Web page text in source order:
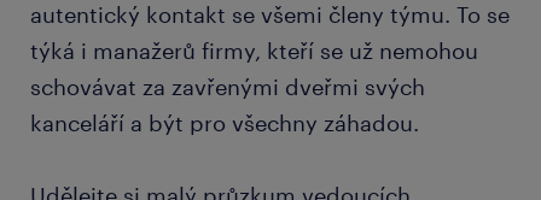
autentický kontakt se všemi členy týmu. To se
týká i manažerů firmy, kteří se už nemohou
schovávat za zavřenými dveřmi svých
kanceláří a být pro všechny záhadou.